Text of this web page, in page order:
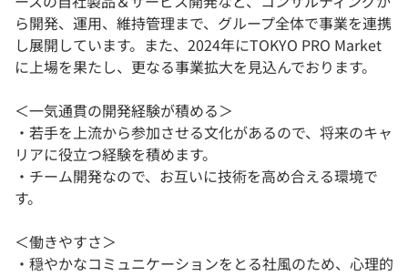
ら開発、運用、維持管理まで、グループ全体で事業を連携
し展開しています。また、2024年にTOKYO PRO Market
に上場を果たし、更なる事業拡大を見込んでおります。
＜一気通貫の開発経験が積める＞
・若手を上流から参加させる文化があるので、将来のキャ
リアに役立つ経験を積めます。
・チーム開発なので、お互いに技術を高め合える環境で
す。
＜働きやすさ＞
・穏やかなコミュニケーションをとる社風のため、心理的